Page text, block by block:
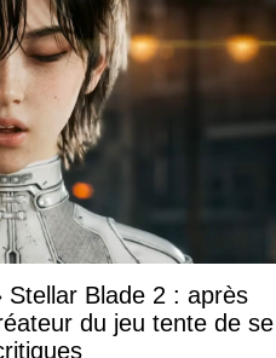
Blade 2 : après
du jeu tente de se